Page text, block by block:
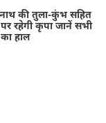
की तुला-कुंभ सहित
पर रहेगी कृपा जानें सभी
हाल